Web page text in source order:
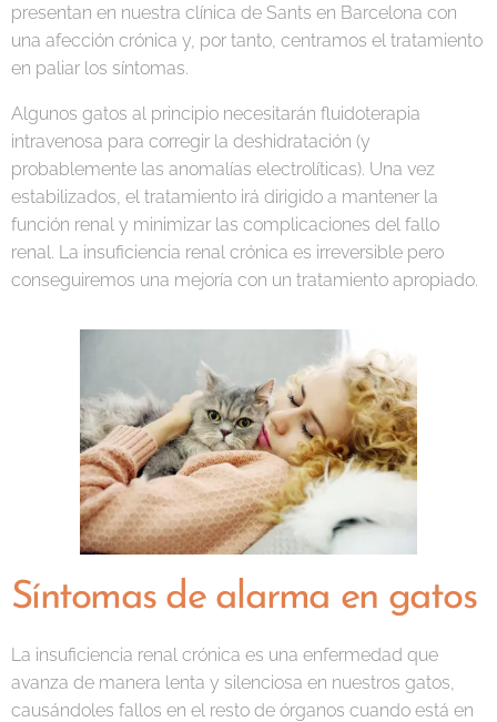
presentan en nuestra clínica de Sants en Barcelona con
una afección crónica y, por tanto, centramos el tratamiento
en paliar los síntomas.
Algunos gatos al principio necesitarán fluidoterapia
intravenosa para corregir la deshidratación (y
probablemente las anomalías electrolíticas). Una vez
estabilizados, el tratamiento irá dirigido a mantener la
función renal y minimizar las complicaciones del fallo
renal. La insuficiencia renal crónica es irreversible pero
conseguiremos una mejoría con un tratamiento apropiado.
Síntomas de alarma en gatos
La insuficiencia renal crónica es una enfermedad que
avanza de manera lenta y silenciosa en nuestros gatos,
causándoles fallos en el resto de órganos cuando está en